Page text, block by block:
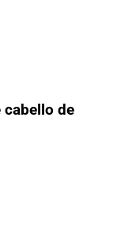
cabello de